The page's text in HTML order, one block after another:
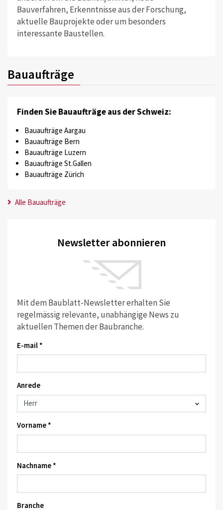
Bauverfahren, Erkenntnisse aus der Forschung,
aktuelle Bauprojekte oder um besonders
interessante Baustellen.
Bauaufträge
Finden Sie Bauaufträge aus der Schweiz:
Bauaufträge Aargau
Bauaufträge Bern
Bauaufträge Luzern
Bauaufträge St.Gallen
Bauaufträge Zürich
Alle Bauaufträge
Newsletter abonnieren
Mit dem Baublatt-Newsletter erhalten Sie
regelmässig relevante, unabhängige News zu
aktuellen Themen der Baubranche.
E-mail *
Anrede
Vorname *
Nachname *
Branche